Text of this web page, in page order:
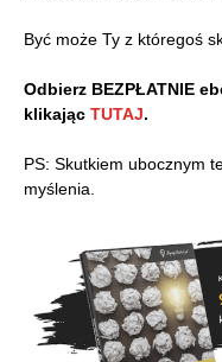
Być może Ty z któregoś
Odbierz BEZPŁATNIE
klikając TUTAJ.
PS: Skutkiem ubocznym
myślenia.